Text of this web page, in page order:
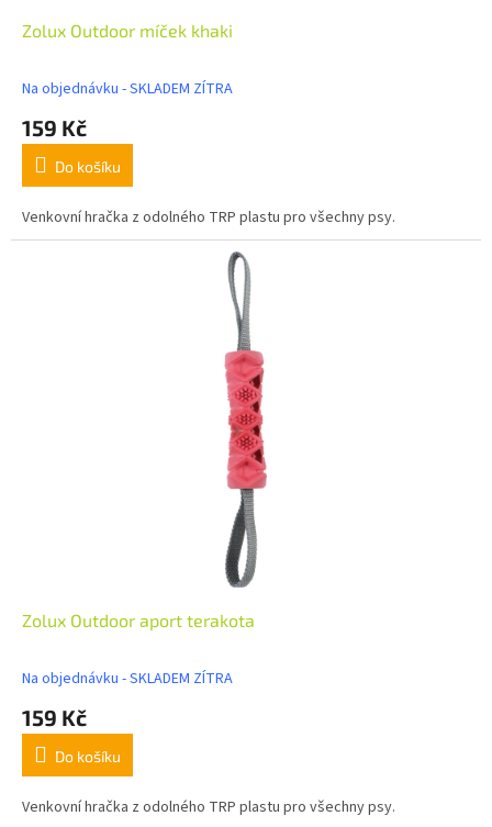
Zolux Outdoor míček khaki
Na objednávku - SKLADEM ZÍTRA
159 Kč
Do košíku
Venkovní hračka z odolného TRP plastu pro všechny psy.
Zolux Outdoor aport terakota
Na objednávku - SKLADEM ZÍTRA
159 Kč
Do košíku
Venkovní hračka z odolného TRP plastu pro všechny psy.